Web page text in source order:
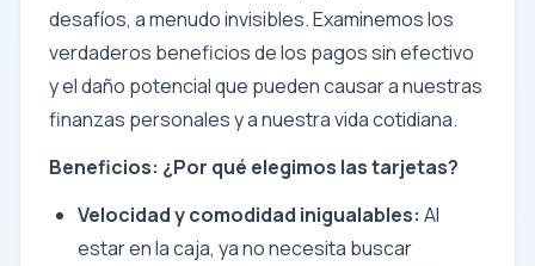
desafíos, a menudo invisibles. Examinemos los
verdaderos beneficios de los pagos sin efectivo
y el daño potencial que pueden causar a nuestras
finanzas personales y a nuestra vida cotidiana.
Beneficios: ¿Por qué elegimos las tarjetas?
Velocidad y comodidad inigualables: Al
estar en la caja, ya no necesita buscar